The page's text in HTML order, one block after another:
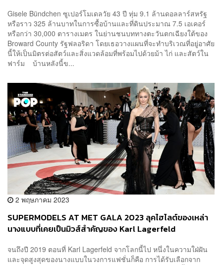
Gisele Bündchen ซูเปอร์โมเดลวัย 43 ปี ทุ่ม 9.1 ล้านดอลลาร์สหรัฐ
หรือราว 325 ล้านบาทในการซื้อบ้านและที่ดินประมาณ 7.5 เอเคอร์
หรือกว่า 30,000 ตารางเมตร ในย่านชนบททางตะวันตกเฉียงใต้ของ
Broward County รัฐฟลอริดา โดยเธอวางแผนที่จะทำบริเวณที่อยู่อาศัย
นี้ให้เป็นมิตรต่อสัตว์และสิ่งแวดล้อมที่พร้อมไปด้วยม้า ไก่ และสัตว์ใน
ฟาร์ม บ้านหลังนี้ข...
2 พฤษภาคม 2023
SUPERMODELS AT MET GALA 2023 ลุคไฮไลต์ของเหล่า
นางแบบที่เคยเป็นมิวส์สำคัญของ Karl Lagerfeld
จนถึงปี 2019 ตอนที่ Karl Lagerfeld จากโลกนี้ไป หนึ่งในความใฝ่ฝัน
และจุดสูงสุดของนางแบบในวงการแฟชั่นก็คือ การได้รับเลือกจาก